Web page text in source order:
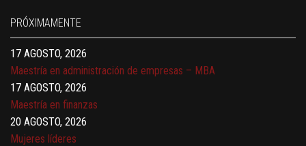
PRÓXIMAMENTE
17 AGOSTO, 2026
Gerencia de empresas familiares
17 AGOSTO, 2026
Maestría en administración de empresas – MBA
17 AGOSTO, 2026
Maestría en finanzas
20 AGOSTO, 2026
Mujeres líderes